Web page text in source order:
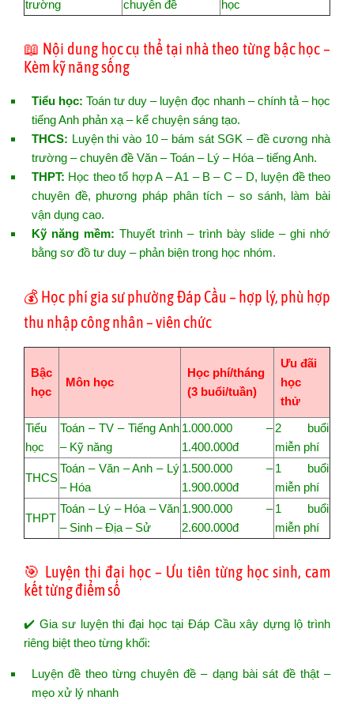
trường chuyên đề học
📖 Nội dung học cụ thể tại nhà theo từng bậc học –
Kèm kỹ năng sống
Tiểu học: Toán tư duy – luyện đọc nhanh – chính tả – học
tiếng Anh phản xạ – kể chuyện sáng tạo.
THCS: Luyện thi vào 10 – bám sát SGK – đề cương nhà
trường – chuyên đề Văn – Toán – Lý – Hóa – tiếng Anh.
THPT: Học theo tổ hợp A – A1 – B – C – D, luyện đề theo
chuyên đề, phương pháp phân tích – so sánh, làm bài
vận dụng cao.
Kỹ năng mềm: Thuyết trình – trình bày slide – ghi nhớ
bằng sơ đồ tư duy – phản biện trong học nhóm.
💰 Học phí gia sư phường Đáp Cầu – hợp lý, phù hợp
thu nhập công nhân – viên chức
Bậc
học
Môn học
Học phí/tháng
(3 buổi/tuần)
Ưu đãi
học
thử
Tiểu
học
Toán – TV – Tiếng Anh
– Kỹ năng
1.000.000 –
1.400.000đ
2 buổi
miễn phí
THCS
Toán – Văn – Anh – Lý
– Hóa
1.500.000 –
1.900.000đ
1 buổi
miễn phí
THPT
Toán – Lý – Hóa – Văn
– Sinh – Địa – Sử
1.900.000 –
2.600.000đ
1 buổi
miễn phí
🎯 Luyện thi đại học – Ưu tiên từng học sinh, cam
kết từng điểm số
✔️ Gia sư luyện thi đại học tại Đáp Cầu xây dựng lộ trình
riêng biệt theo từng khối:
Luyện đề theo từng chuyên đề – dạng bài sát đề thật –
mẹo xử lý nhanh